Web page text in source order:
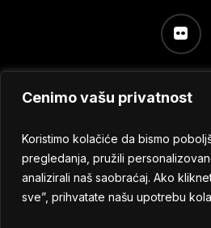
Cenimo vašu privatnost
Koristimo kolačiće da bismo
pregledanja, pružili
analizirali naš saobraćaj. Ako
sve”, prihvatate našu upotrebu
flickr
kolačića
© 2024 No Sleep
Sva prava